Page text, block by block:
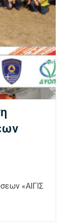
«ΑΙΓΙΣ